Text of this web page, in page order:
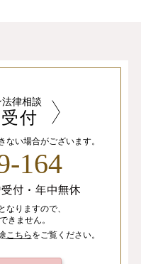
律相談
付
ない場合がございます。
164
なりますので、
きません。
こちらをご覧ください。